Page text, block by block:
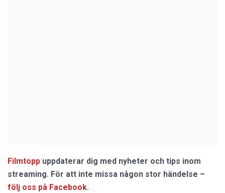
Filmtopp uppdaterar dig med nyheter och tips inom
streaming. För att inte missa någon stor händelse –
följ oss på Facebook.